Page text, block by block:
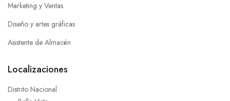
Marketing y Ventas
Diseño y artes gráficas
Asistente de Almacén
Localizaciones
Distrito Nacional